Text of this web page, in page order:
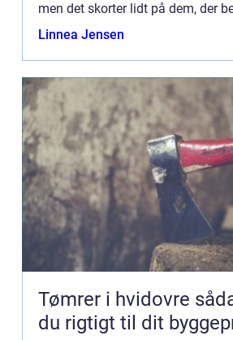
men det skorter lidt på dem, der
med, hvordan det er med at tage
Linnea Jensen
Tømrer i hvidovre sådan vælger
du rigtigt til dit